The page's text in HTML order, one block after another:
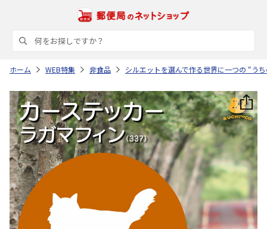
ホーム WEB特集 非食品 シルエットを選んで作る世界に一つの “う